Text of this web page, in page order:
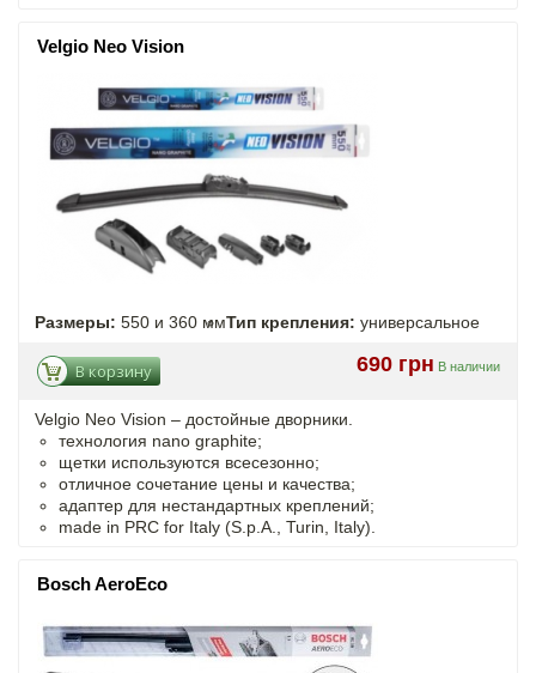
Velgio Neo Vision
Размеры: 550 и 360 ммТип крепления: универсальное
690 грн В наличии
В корзину
Velgio Neo Vision – достойные дворники.
технология nano graphite;
щетки используются всесезонно;
отличное сочетание цены и качества;
адаптер для нестандартных креплений;
made in PRC for Italy (S.p.A., Turin, Italy).
Bosch AeroEco